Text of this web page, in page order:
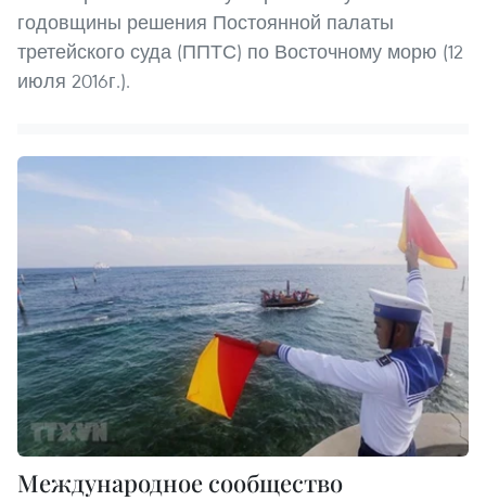
годовщины решения Постоянной палаты
третейского суда (ППТС) по Восточному морю (12
июля 2016г.).
Международное сообщество